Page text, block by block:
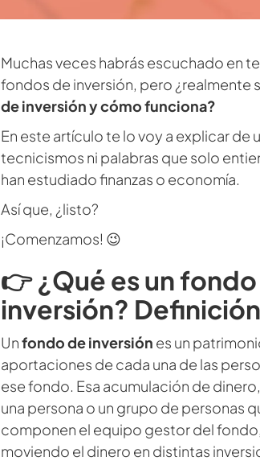
Muchas veces habrás escuchado en
fondos de inversión, pero ¿realmente
de inversión y cómo funciona?
En este artículo te lo voy a explicar de
tecnicismos ni palabras que solo
han estudiado finanzas o economía.
Así que, ¿listo?
¡Comenzamos! 😉
👉¿Qué es un
inversión? Definición
Unfondo de inversión es un
aportaciones de cada una de las
ese fondo. Esa acumulación de
una persona o un grupo de personas
componen el equipo gestor del
moviendo el dinero en distintas